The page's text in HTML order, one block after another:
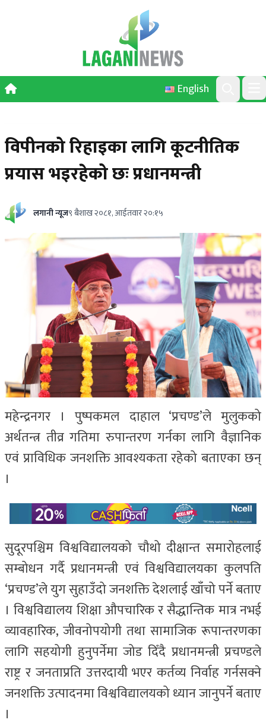
English
Search
विपीनको रिहाइका लागि कूटनीतिक
प्रयास भइरहेको छः प्रधानमन्त्री
लगानी न्यूज९ बैशाख २०८१, आईतवार २०:१५
महेन्द्रनगर । पुष्पकमल दाहाल ‘प्रचण्ड’ले मुलुकको
अर्थतन्त्र तीव्र गतिमा रुपान्तरण गर्नका लागि वैज्ञानिक
एवं प्राविधिक जनशक्ति आवश्यकता रहेको बताएका छन्
।
सुदूरपश्चिम विश्वविद्यालयको चौथो दीक्षान्त समारोहलाई
सम्बोधन गर्दै प्रधानमन्त्री एवं विश्वविद्यालयका कुलपति
‘प्रचण्ड’ले युग सुहाउँदो जनशक्ति देशलाई खाँचो पर्ने बताए
। विश्वविद्यालय शिक्षा औपचारिक र सैद्धान्तिक मात्र नभई
व्यावहारिक, जीवनोपयोगी तथा सामाजिक रूपान्तरणका
लागि सहयोगी हुनुपर्नेमा जोड दिँदै प्रधानमन्त्री प्रचण्डले
राष्ट्र र जनताप्रति उत्तरदायी भएर कर्तव्य निर्वाह गर्नसक्ने
जनशक्ति उत्पादनमा विश्वविद्यालयको ध्यान जानुपर्ने बताए
।